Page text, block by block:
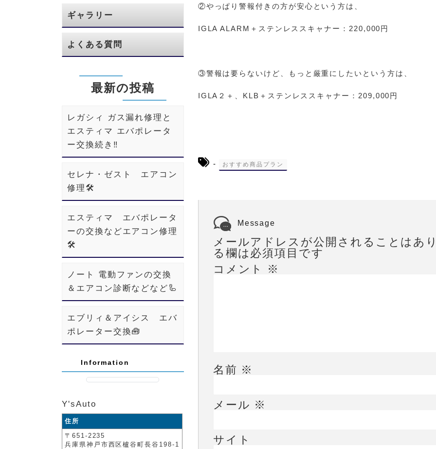
②やっぱり警報付きの方が安心という方は、
IGLA ALARM＋ステンレススキャナー：220,000円
③警報は要らないけど、もっと厳重にしたいという方は、
IGLA２＋、KLB＋ステンレススキャナー：209,000円
- おすすめ商品プラン
Message
メールアドレスが公開されることはあ
る欄は必須項目です
コメント
※
名前 ※
メール ※
サイト
ギャラリー
よくある質問
最新の投稿
レガシィ ガス漏れ修理と
エスティマ エバポレータ
ー交換続き‼️
セレナ・ゼスト エアコン
修理🛠️
エスティマ エバポレータ
ーの交換などエアコン修理
🛠️
ノート 電動ファンの交換
＆エアコン診断などなど🦾
エブリィ＆アイシス エバ
ポレーター交換🧰
Information
Y'sAuto
住所
〒651-2235
兵庫県神戸市西区櫨谷町長谷198-1